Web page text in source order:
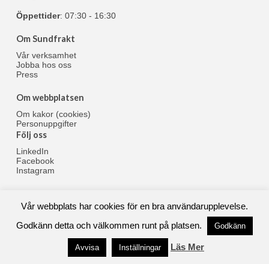
Öppettider: 07:30 - 16:30
Om Sundfrakt
Vår verksamhet
Jobba hos oss
Press
Om webbplatsen
Om kakor (cookies)
Personuppgifter
Följ oss
LinkedIn
Facebook
Instagram
Vår webbplats har cookies för en bra användarupplevelse.
Godkänn detta och välkommen runt på platsen.
Godkänn
Avvisa Inställningar Läs Mer